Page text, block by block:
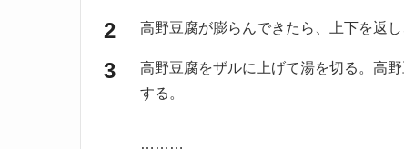
高野豆腐が膨らんできたら、上下を返
高野豆腐をザルに上げて湯を切る。高
する。
………